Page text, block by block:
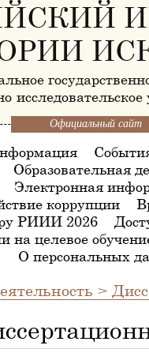
Официальный сайт
Образовательная
Электронная
коррупции
РИИИ 2026
на целевое
О персональных
>